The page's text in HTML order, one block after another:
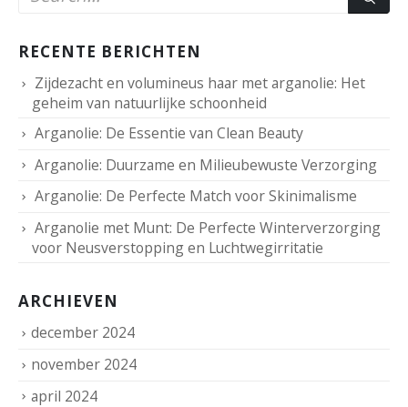
RECENTE BERICHTEN
Zijdezacht en volumineus haar met arganolie: Het
geheim van natuurlijke schoonheid
Arganolie: De Essentie van Clean Beauty
Arganolie: Duurzame en Milieubewuste Verzorging
Arganolie: De Perfecte Match voor Skinimalisme
Arganolie met Munt: De Perfecte Winterverzorging
voor Neusverstopping en Luchtwegirritatie
ARCHIEVEN
december 2024
november 2024
april 2024